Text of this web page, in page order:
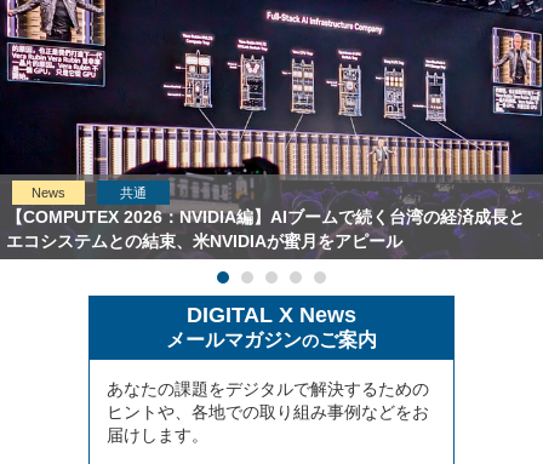
News 共通
【COMPUTEX 2026：NVIDIA編】AIブームで続く台湾の経済成長と
エコシステムとの結束、米NVIDIAが蜜月をアピール
DIGITAL X News
メールマガジンのご案内
あなたの課題をデジタルで解決するための
ヒントや、各地での取り組み事例などをお
届けします。